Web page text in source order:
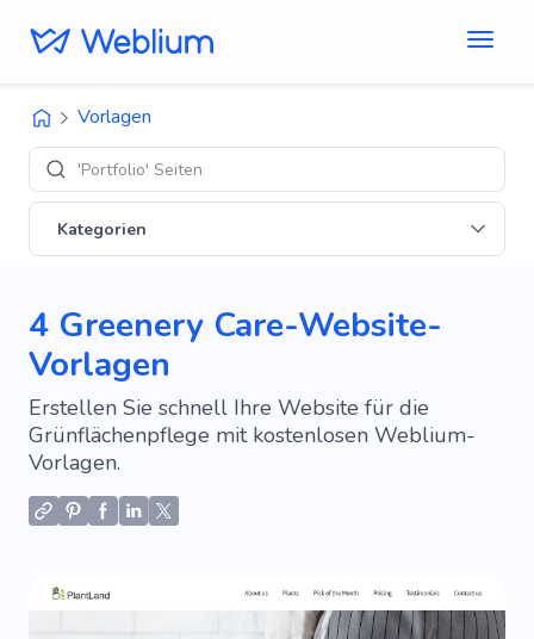
Vorlagen
'Portfolio' Seiten
Kategorien
4 Greenery Care-Website-
Vorlagen
Erstellen Sie schnell Ihre Website für die
Grünflächenpflege mit kostenlosen Weblium-
Vorlagen.